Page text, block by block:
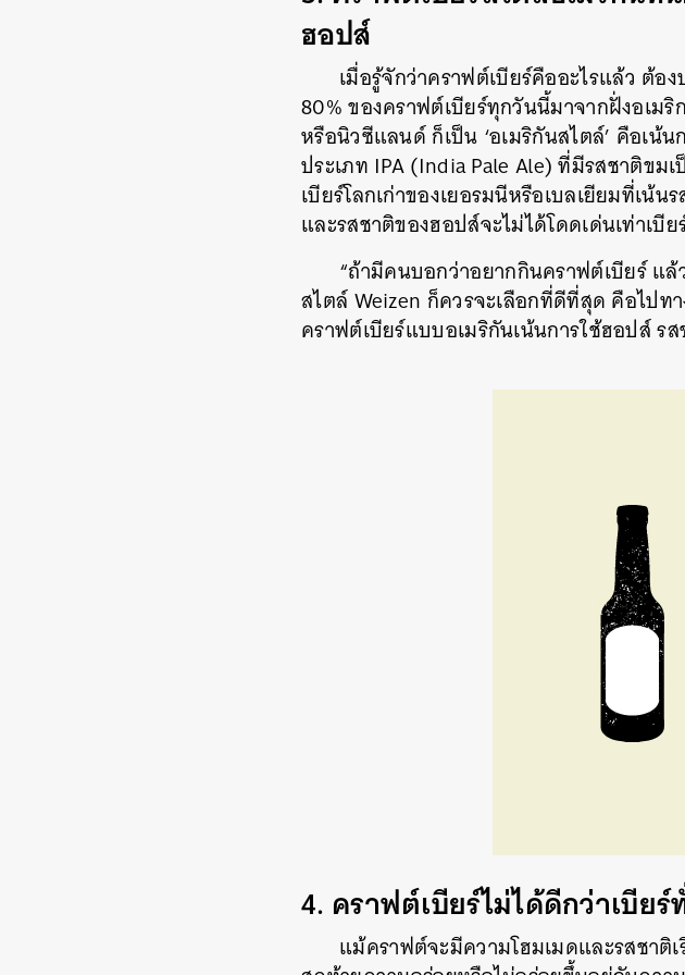
ฮอปส์
เมื่อรู้จักว่าคราฟต์เบียร์คืออะไรแล้ว ต้
80% ของคราฟต์เบียร์ทุกวันนี้มาจากฝั่งอเม
หรือนิวซีแลนด์ ก็เป็น ‘อเมริกันสไตล์’ คือเน้
ประเภท IPA (India Pale Ale) ที่มีรสชาติข
เบียร์โลกเก่าของเยอรมนีหรือเบลเยียมที่เ
และรสชาติของฮอปส์จะไม่ได้โดดเด่นเท่าเบีย
“ถ้ามีคนบอกว่าอยากกินคราฟต์เบียร์ แล้
สไตล์ Weizen ก็ควรจะเลือกที่ดีที่สุด คือไปท
คราฟต์เบียร์แบบอเมริกันเน้นการใช้ฮอปส์
4. คราฟต์เบียร์ไม่ได้ดีกว่าเบียร์
แม้คราฟต์จะมีความโฮมเมดและรสชาติ